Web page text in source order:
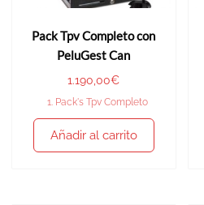
Pack Tpv Completo con
PeluGest Can
1.190,00€
1. Pack's Tpv Completo
Añadir al carrito